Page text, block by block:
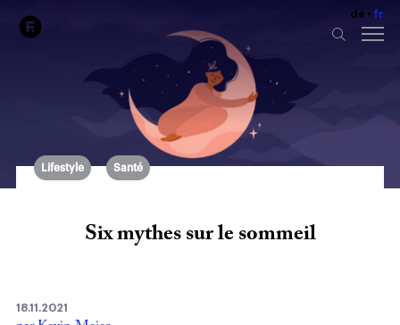
de fr
Lifestyle Santé
Six mythes sur le sommeil
18.11.2021